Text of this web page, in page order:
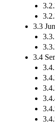
3.3
3.4